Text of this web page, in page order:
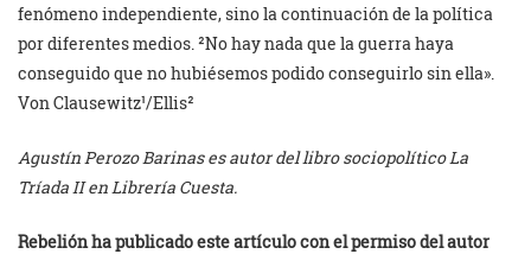
fenómeno independiente, sino la continuación de la política
por diferentes medios. ²No hay nada que la guerra haya
conseguido que no hubiésemos podido conseguirlo sin ella».
Von Clausewitz¹/Ellis²
Agustín Perozo Barinas es autor del libro sociopolítico La
Tríada II en Librería Cuesta.
Rebelión ha publicado este artículo con el permiso del autor